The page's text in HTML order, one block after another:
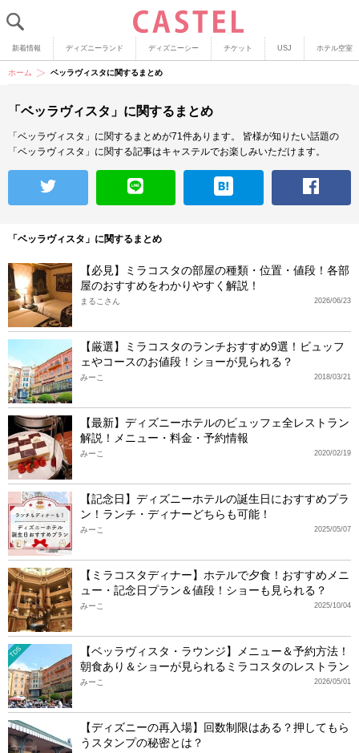
新着情報 ディズニーランド ディズニーシー チケット USJ ホテル空室
ホーム ベッラヴィスタに関するまとめ
「ベッラヴィスタ」に関するまとめ
「ベッラヴィスタ」に関するまとめが71件あります。
皆様が知りたい話題の
「ベッラヴィスタ」に関する記事はキャステルでお楽しみいただけます。
「ベッラヴィスタ」に関するまとめ
【必見】ミラコスタの部屋の種類・位置・値段！各部
屋のおすすめをわかりやすく解説！
2026/06/23
まるこさん
【厳選】ミラコスタのランチおすすめ9選！ビュッフ
ェやコースのお値段！ショーが見られる？
2018/03/21
みーこ
【最新】ディズニーホテルのビュッフェ全レストラン
解説！メニュー・料金・予約情報
2020/02/19
みーこ
【記念日】ディズニーホテルの誕生日におすすめプラ
ン！ランチ・ディナーどちらも可能！
2025/05/07
みーこ
【ミラコスタディナー】ホテルで夕食！おすすめメニ
ュー・記念日プラン＆値段！ショーも見られる？
2025/10/04
みーこ
TDS
【ベッラヴィスタ・ラウンジ】メニュー＆予約方法！
朝食あり＆ショーが見られるミラコスタのレストラン
2026/05/01
みーこ
【ディズニーの再入場】回数制限はある？押してもら
うスタンプの秘密とは？